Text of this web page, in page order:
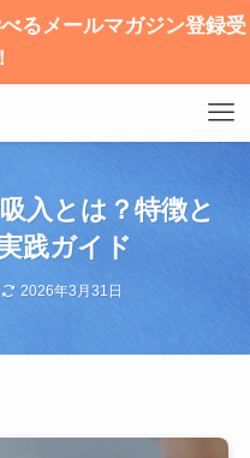
るメールマガジン登録受
入とは？特徴と
践ガイド
2026年3月31日